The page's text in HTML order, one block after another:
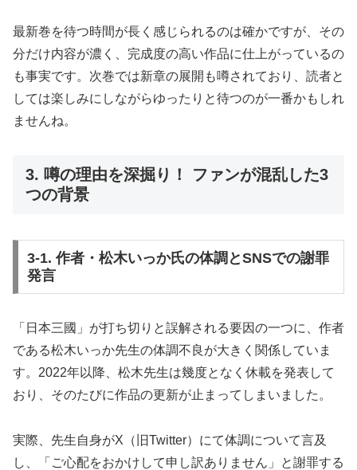
最新巻を待つ時間が長く感じられるのは確かですが、その
分だけ内容が濃く、完成度の高い作品に仕上がっているの
も事実です。次巻では新章の展開も噂されており、読者と
しては楽しみにしながらゆったりと待つのが一番かもしれ
ませんね。
3. 噂の理由を深掘り！ ファンが混乱した3
つの背景
3-1. 作者・松木いっか氏の体調とSNSでの謝罪
発言
「日本三國」が打ち切りと誤解される要因の一つに、作者
である松木いっか先生の体調不良が大きく関係していま
す。2022年以降、松木先生は幾度となく休載を発表して
おり、そのたびに作品の更新が止まってしまいました。
実際、先生自身がX（旧Twitter）にて体調について言及
し、「ご心配をおかけして申し訳ありません」と謝罪する